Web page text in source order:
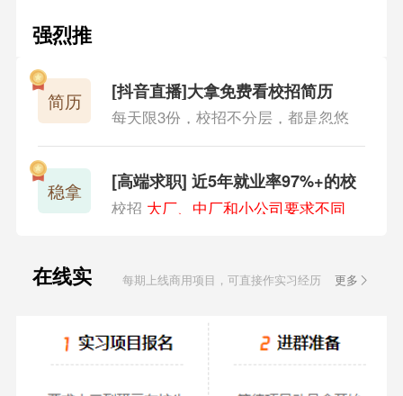
实习录播课：真正非包装的实习模块转录，做为公司
的实习项目
851人查看
稳拿计划：近五年就业率95%，浙大、上海交大都参
加的高端校招就业品牌
882人查看
强烈推
简历 [抖音直播]大拿免费看校招简历
每天限3份，校招不分层，都是忽悠
稳拿
[高端求职] 近5年就业率97%+的校
招班
校招 大厂、中厂和小公司要求不同
在线实
每期上线商用项目，可直接作实习经历 更多